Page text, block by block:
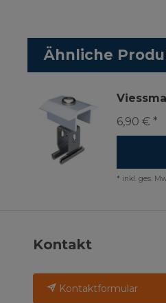
Ähnliche
6,90 € *
* inkl. ges.
Kontakt
Kontaktformular